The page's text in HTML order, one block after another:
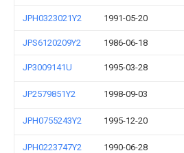
JPH0323021Y2 1991-05-20
JPS6120209Y2 1986-06-18
JP3009141U 1995-03-28
JP2579851Y2 1998-09-03
JPH0755243Y2 1995-12-20
JPH0223747Y2 1990-06-28